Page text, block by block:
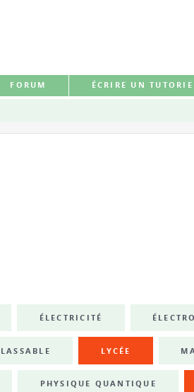
FORUM ÉCRIRE UN
ÉLECTRICITÉ
LYCÉE
PHYSIQUE QUANTIQUE